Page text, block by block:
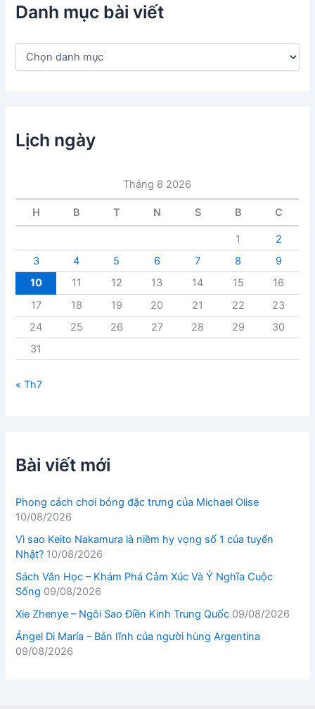
Danh mục bài viết
D
c
b
i
Lịch ngày
Tháng 8 2026
H B T N S B C
1
2
3
4 5 6 7 8
9
10
11 12 13 14 15
16
17
18 19 20 21 22
23
24
25 26 27 28 29
30
31
« Th7
Bài viết mới
Phong cách chơi bóng đặc trưng của Michael Olise
10/08/2026
Vì sao Keito Nakamura là niềm hy vọng số 1 của tuyển
Nhật? 10/08/2026
Sách Văn Học – Khám Phá Cảm Xúc Và Ý Nghĩa Cuộc
Sống 09/08/2026
Xie Zhenye – Ngôi Sao Điền Kinh Trung Quốc 09/08/2026
Ángel Di María – Bản lĩnh của người hùng Argentina
09/08/2026